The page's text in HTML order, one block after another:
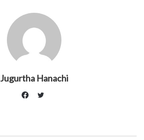
Jugurtha Hanachi
Twitter